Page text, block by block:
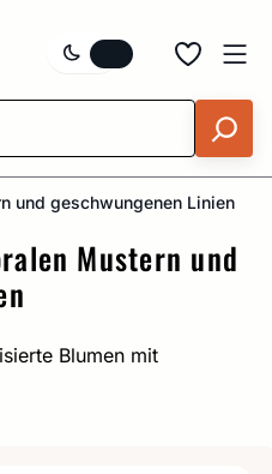
und geschwungenen Linien
Mustern und
Blumen mit